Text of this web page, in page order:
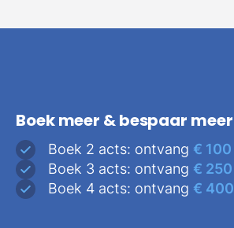
Boek meer & bespaar meer
Boek 2 acts: ontvang € 100
Boek 3 acts: ontvang € 250
Boek 4 acts: ontvang € 400